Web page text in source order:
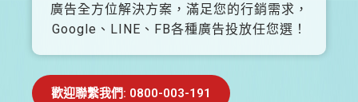
廣告全方位解決方案，滿足您的行銷需求，
Google、LINE、FB各種廣告投放任您選！
歡迎聯繫我們: 0800-003-191